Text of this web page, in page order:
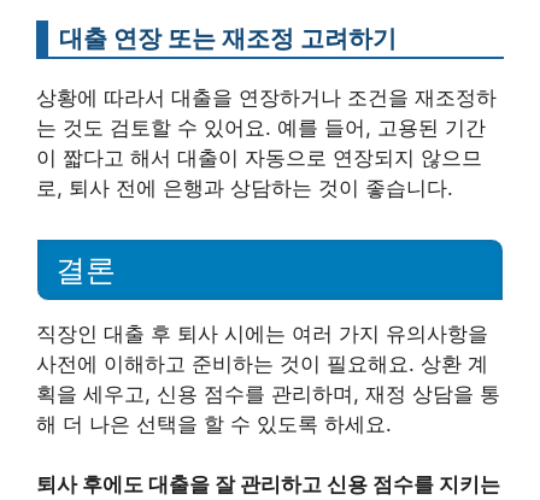
대출 연장 또는 재조정 고려하기
상황에 따라서 대출을 연장하거나 조건을 재조정하
는 것도 검토할 수 있어요. 예를 들어, 고용된 기간
이 짧다고 해서 대출이 자동으로 연장되지 않으므
로, 퇴사 전에 은행과 상담하는 것이 좋습니다.
결론
직장인 대출 후 퇴사 시에는 여러 가지 유의사항을
사전에 이해하고 준비하는 것이 필요해요. 상환 계
획을 세우고, 신용 점수를 관리하며, 재정 상담을 통
해 더 나은 선택을 할 수 있도록 하세요.
퇴사 후에도 대출을 잘 관리하고 신용 점수를 지키는